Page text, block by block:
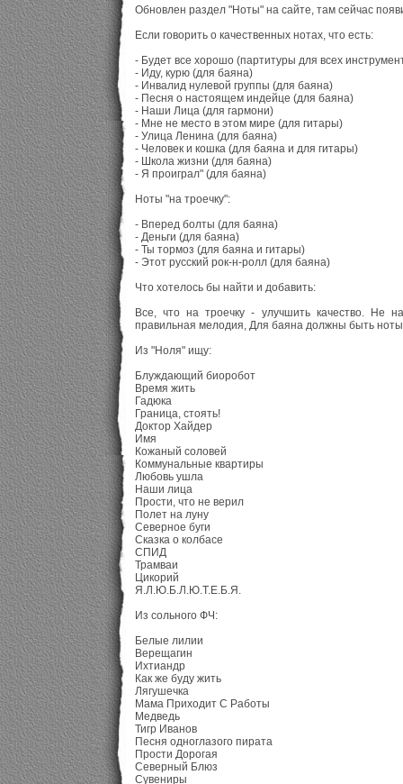
Обновлен раздел "Ноты" на сайте, там сейчас
Если говорить о качественных нотах, что есть:
- Будет все хорошо (партитуры для всех
- Иду, курю (для баяна)
- Инвалид нулевой группы (для баяна)
- Песня о настоящем индейце (для баяна)
- Наши Лица (для гармони)
- Мне не место в этом мире (для гитары)
- Улица Ленина (для баяна)
- Человек и кошка (для баяна и для гитары)
- Школа жизни (для баяна)
- Я проиграл" (для баяна)
Ноты "на троечку":
- Вперед болты (для баяна)
- Деньги (для баяна)
- Ты тормоз (для баяна и гитары)
- Этот русский рок-н-ролл (для баяна)
Что хотелось бы найти и добавить:
Все, что на троечку - улучшить качество. Не
правильная мелодия, Для баяна должны быть ноты
Из "Ноля" ищу:
Блуждающий биоробот
Время жить
Гадюка
Граница, стоять!
Доктор Хайдер
Имя
Кожаный соловей
Коммунальные квартиры
Любовь ушла
Наши лица
Прости, что не верил
Полет на луну
Северное буги
Сказка о колбасе
СПИД
Трамваи
Цикорий
Я.Л.Ю.Б.Л.Ю.Т.Е.Б.Я.
Из сольного ФЧ:
Белые лилии
Верещагин
Ихтиандр
Как же буду жить
Лягушечка
Мама Приходит С Работы
Медведь
Тигр Иванов
Песня одноглазого пирата
Прости Дорогая
Северный Блюз
Сувениры